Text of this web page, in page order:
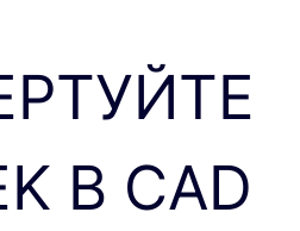
В CAD